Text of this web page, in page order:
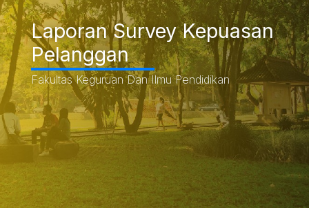
Laporan Survey Kepuasan
Pelanggan
Fakultas Keguruan Dan Ilmu Pendidikan